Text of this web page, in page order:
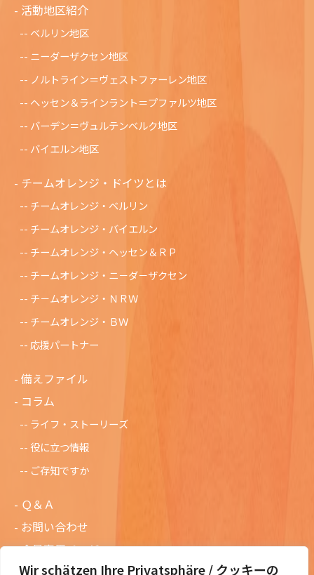
Wir schätzen Ihre Privatsphäre / クッキーの
活動地区紹介
ベルリン地区
ニーダーザクセン地区
ノルトライン＝ヴェストファーレン地区
ヘッセン＆ラインラント＝プファルツ地区
バーデン＝ヴュルテンベルク地区
バイエルン地区
チームオレンジ・ドイツとは
チームオレンジ・ベルリン
チームオレンジ・バイエルン
チームオレンジ・ヘッセン＆ＲＰ
チームオレンジ・ニ－ダ－ザクセン
チ－ムオレンジ・ＮＲＷ
チームオレンジ・ＢＷ
応援パートナー
備えファイル
コラム
ライフ・ストーリーズ
役に立つ情報
ご存知ですか
Ｑ＆Ａ
お問い合わせ
会員専用ページ
ニュースレターバックナンバー